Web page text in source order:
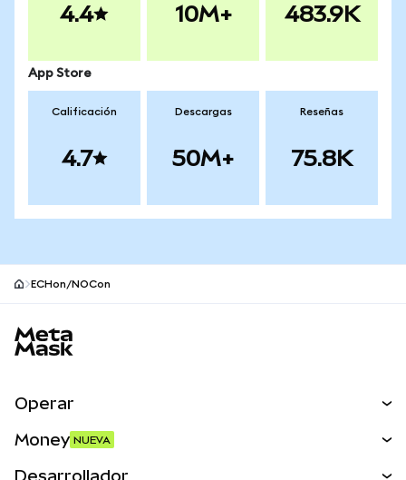
4.4 10M+ 483.9K
App Store
Calificación
4.7
Descargas
50M+
Reseñas
75.8K
ECHon/NOCon
Operar
Money NUEVA
Desarrollador